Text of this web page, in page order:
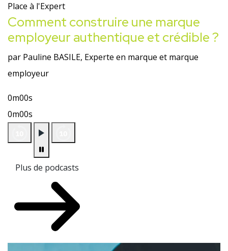
Place à l'Expert
Comment construire une marque
employeur authentique et crédible ?
par Pauline BASILE, Experte en marque et marque
employeur
0m00s
0m00s
Plus de podcasts